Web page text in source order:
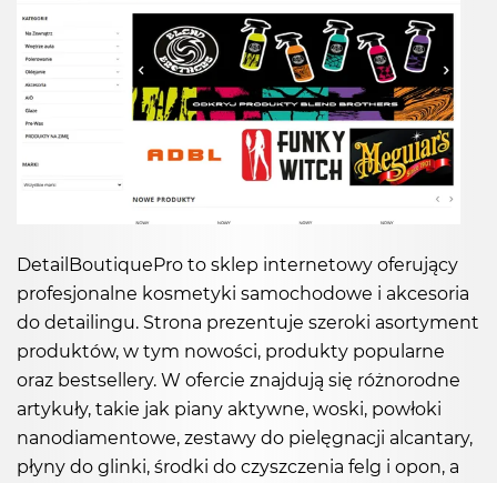
DetailBoutiquePro to sklep internetowy oferujący
profesjonalne kosmetyki samochodowe i akcesoria
do detailingu. Strona prezentuje szeroki asortyment
produktów, w tym nowości, produkty popularne
oraz bestsellery. W ofercie znajdują się różnorodne
artykuły, takie jak piany aktywne, woski, powłoki
nanodiamentowe, zestawy do pielęgnacji alcantary,
płyny do glinki, środki do czyszczenia felg i opon, a